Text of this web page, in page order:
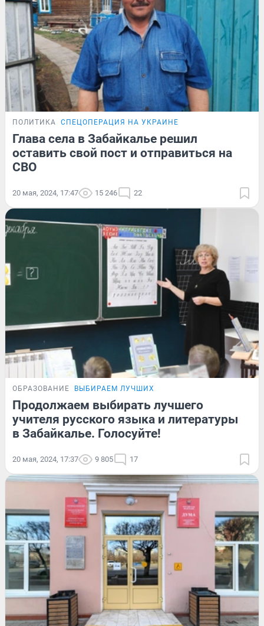
ПОЛИТИКА СПЕЦОПЕРАЦИЯ НА УКРАИНЕ
Глава села в Забайкалье решил
оставить свой пост и отправиться на
СВО
20 мая, 2024, 17:47 15 246 22
ОБРАЗОВАНИЕ ВЫБИРАЕМ ЛУЧШИХ
Продолжаем выбирать лучшего
учителя русского языка и литературы
в Забайкалье. Голосуйте!
20 мая, 2024, 17:37 9 805 17